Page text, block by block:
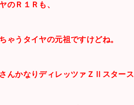
のＲ１Ｒも、
ゃうタイヤの元祖ですけどね。
んかなりディレッツァＺⅡスター